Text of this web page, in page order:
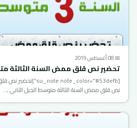
📅 08 أغسطس 2019
تحضير نص قلق ممض السنة الثالثة
نص قلق ممض السنة الثالثة متوسط الجيل الثاني ,…